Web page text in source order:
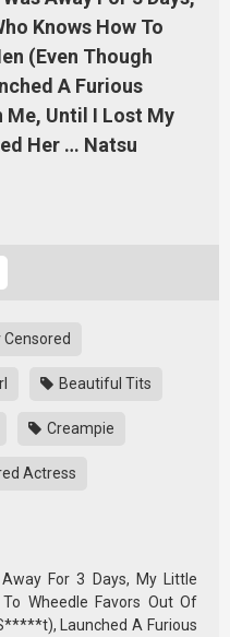
Knows How To
(Even Though
A Furious
Me, Until I Lost My
Her … Natsu
Censored
Beautiful Tits
Creampie
Actress
For 3 Days, My Little
Wheedle Favors Out Of
Launched A Furious